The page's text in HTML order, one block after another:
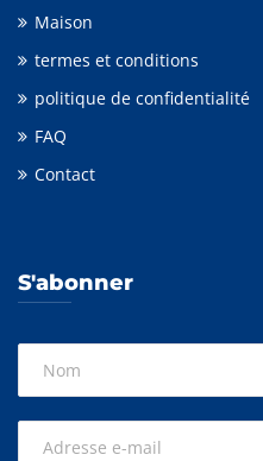
Maison
termes et conditions
politique de confidentialité
FAQ
Contact
S'abonner